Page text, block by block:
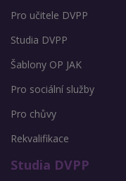
Pro učitele DVPP
Studia DVPP
Šablony OP JAK
Pro sociální služby
Pro chůvy
Rekvalifikace
Studia DVPP